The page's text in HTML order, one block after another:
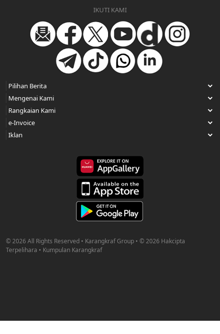
IKUTI KAMI
© 2026 All Rights Reserved • Karangkraf Group • © 2026 Hakcipta
Terpelihara • Kumpulan Karangkraf